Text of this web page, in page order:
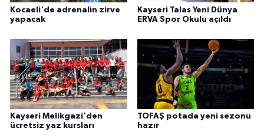
Kocaeli'de adrenalin zirve
yapacak
Kayseri Talas Yeni Dünya
ERVA Spor Okulu açıldı
Kayseri Melikgazi'den
ücretsiz yaz kursları
TOFAŞ potada yeni sezonu
hazır